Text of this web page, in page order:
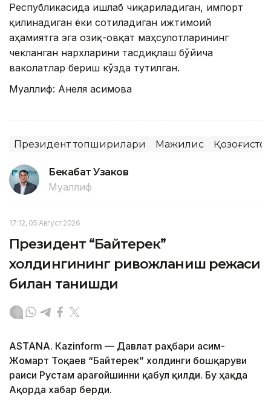
Республикасида ишлаб чиқариладиган, импорт
қилинадиган ёки сотиладиган ижтимоий
аҳамиятга эга озиқ-овқат маҳсулотларининг
чекланган нархларини тасдиқлаш бўйича
ваколатлар бериш кўзда тутилган.
Муаллиф: Анеля Қасимова
Президент топшириқлари Мажилис
Бекабат Узаков
Муаллиф
17:12, 05 Август 2026
Президент “Байтерек”
холдингининг ривожланиш режаси
билан танишди
ASTANА. Каzinform — Давлат раҳбари Қасим-
Жомарт Тоқаев “Байтерек” холдинги бошқаруви
раиси Рустам Қарағойшинни қабул қилди. Бу ҳақда
Ақорда хабар берди.